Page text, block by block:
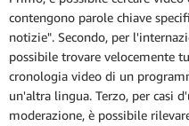
contengono parole chiave
notizie". Secondo, per
possibile trovare velocemente
cronologia video di un
un'altra lingua. Terzo, per casi
moderazione, è possibile